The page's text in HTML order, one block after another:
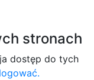
stronach
dostęp do tych